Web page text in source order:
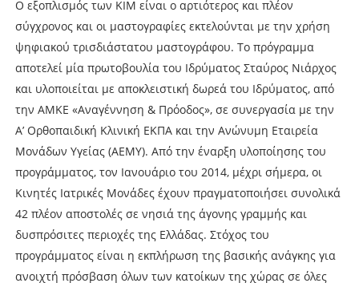
Ο εξοπλισμός των ΚΙΜ είναι ο αρτιότερος και πλέον
σύγχρονος και οι μαστογραφίες εκτελούνται με την χρήση
ψηφιακού τρισδιάστατου μαστογράφου. Το πρόγραμμα
αποτελεί μία πρωτοβουλία του Ιδρύματος Σταύρος Νιάρχος
και υλοποιείται με αποκλειστική δωρεά του Ιδρύματος, από
την ΑΜΚΕ «Αναγέννηση & Πρόοδος», σε συνεργασία με την
A’ Ορθοπαιδική Κλινική ΕΚΠΑ και την Ανώνυμη Εταιρεία
Μονάδων Υγείας (ΑΕΜΥ). Από την έναρξη υλοποίησης του
προγράμματος, τον Ιανουάριο του 2014, μέχρι σήμερα, οι
Κινητές Ιατρικές Μονάδες έχουν πραγματοποιήσει συνολικά
42 πλέον αποστολές σε νησιά της άγονης γραμμής και
δυσπρόσιτες περιοχές της Ελλάδας. Στόχος του
προγράμματος είναι η εκπλήρωση της βασικής ανάγκης για
ανοιχτή πρόσβαση όλων των κατοίκων της χώρας σε όλες